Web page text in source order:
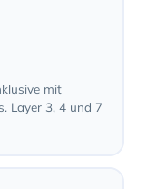
mit
Layer 3, 4 und 7